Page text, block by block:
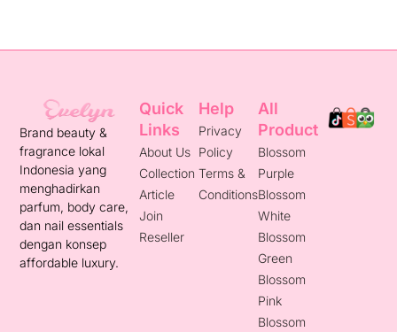
Brand beauty &
fragrance lokal
Indonesia yang
menghadirkan
parfum, body care,
dan nail essentials
dengan konsep
affordable luxury.
Quick
Links
About Us
Collection
Article
Join
Reseller
Help
Privacy
Policy
Terms &
Conditions
All
Product
Blossom
Purple
Blossom
White
Blossom
Green
Blossom
Pink
Blossom